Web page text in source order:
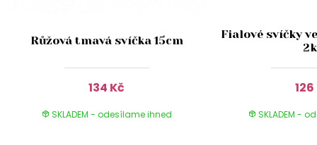
Růžová tmavá svíčka 15cm
134 Kč
SKLADEM - odesílame ihned
Fialové svíčky
SKLADEM -